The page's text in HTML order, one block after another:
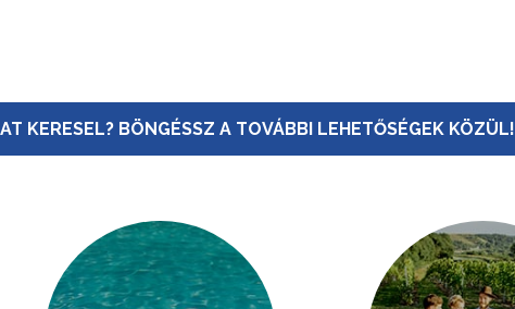
KERESEL? BÖNGÉSSZ A TOVÁBBI LEHETŐSÉGEK KÖZÜL!